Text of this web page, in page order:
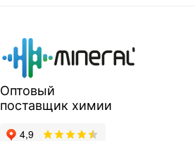
Оптовый
поставщик химии